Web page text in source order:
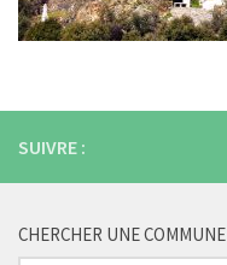
SUIVRE :
CHERCHER UNE COMMUNE